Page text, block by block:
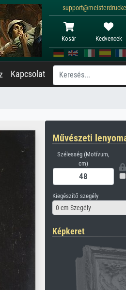
Kosár Kedvencek
Kapcsolat
Művészeti
Szélesség (Motívum,
cm)
Kiegészítő szegély
0 cm Szegély
Képkeret